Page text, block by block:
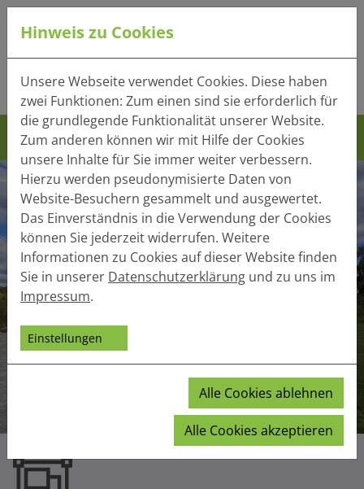
Tel.:+49 (0) 41 32 - 220
Mail:info(at)heger-holzbau.de
Hinweis zu Cookies
Unsere Webseite verwendet Cookies. Diese haben
zwei Funktionen: Zum einen sind sie erforderlich für
die grundlegende Funktionalität unserer Website.
Zum anderen können wir mit Hilfe der Cookies
unsere Inhalte für Sie immer weiter verbessern.
Hierzu werden pseudonymisierte Daten von
Website-Besuchern gesammelt und ausgewertet.
Das Einverständnis in die Verwendung der Cookies
können Sie jederzeit widerrufen. Weitere
Informationen zu Cookies auf dieser Website finden
Sie in unserer Datenschutzerklärung und zu uns im
Impressum.
Einstellungen
Alle Cookies ablehnen
Alle Cookies akzeptieren